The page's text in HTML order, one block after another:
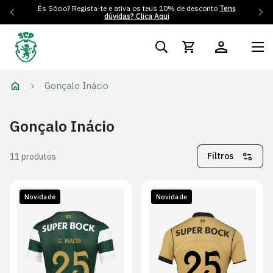
És Sócio? Regista-te e ativa os teus 10% de desconto Tens
dúvidas? Clica Aqui
Gonçalo Inácio
Gonçalo Inácio
11 produtos Filtros
Novidade
S M L XL
Novidade
S M L XL